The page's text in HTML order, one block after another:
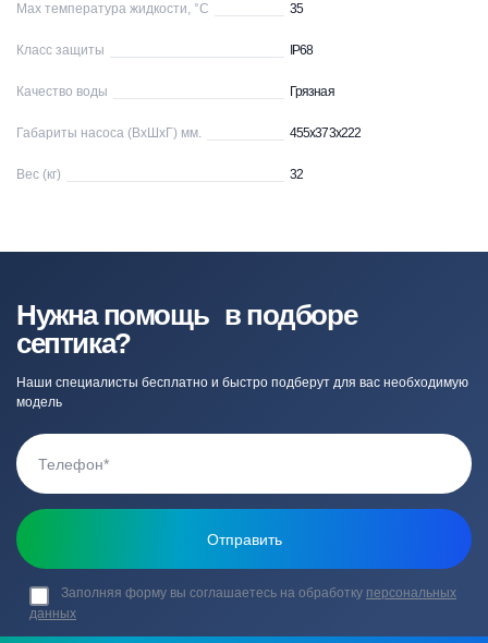
Max температура жидкости, °С 35
Класс защиты IP68
Качество воды Грязная
Габариты насоса (ВхШхГ) мм. 455х373х222
Вес (кг) 32
Нужна помощь в подборе
септика?
Наши специалисты бесплатно и быстро подберут для вас необходимую
модель
Заполняя форму вы соглашаетесь на обработку персональных
данных